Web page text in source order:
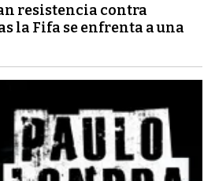
resistencia contra
la Fifa se enfrenta a una